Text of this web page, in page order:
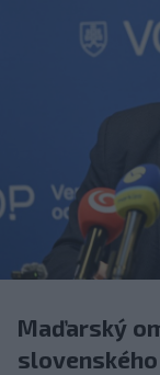
Maďarský